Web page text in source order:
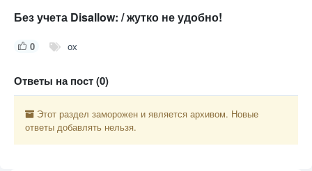
Без учета Disallow: / жутко не удобно!
0 ох
Ответы на пост (0)
Этот раздел заморожен и является архивом. Новые
ответы добавлять нельзя.